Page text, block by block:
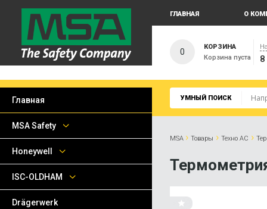
ГЛАВНАЯ О
0
КОРЗИНА
Корзина пуста
УМНЫЙ ПОИСК
MSA › Товары › Техно АС ›
Главная
MSA Safety
Honeywell
ISC-OLDHAM
Drägerwerk